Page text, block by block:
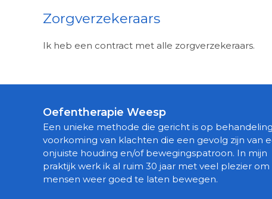
Zorgverzekeraars
Ik heb een contract met alle zorgverzekeraars.
Oefentherapie Weesp
Een unieke methode die gericht is op
voorkoming van klachten die een gevolg zijn van
onjuiste houding en/of bewegingspatroon. In mijn
praktijk werk ik al ruim 30 jaar met veel plezier om
mensen weer goed te laten bewegen.